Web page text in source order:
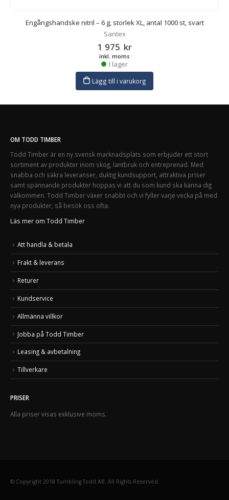
Engångshandske nitril – 6 g, storlek XL, antal 1000 st, svart
Santex
1 975 kr
inkl. moms
I lager
Lägg till i varukorg
OM TODD TIMBER
Todd Timber är en ny svensk marknadsplats som erbjuder ett stort
sortiment av produkter inom skog, lantbruk och entreprenad. Med
snabba och säkra leveranser, duktig kundsupport, attraktiva priser
samt spännande produkter hoppas vi att du som kund ska känna dig
välkommen. Todd Timber växer snabbt och vi fyller varje vecka på med
nya produkter, så besök oss ofta.
Läs mer om Todd Timber
Att handla & betala
Frakt & leverans
Returer
Kundservice
Allmänna villkor
Jobba på Todd Timber
Leasing & avbetalning
Tillverkare
PRISER
Alla priser visas exklusive moms.
© Copyright 2018 Tumbling Todd AB. All Rights Reserved.